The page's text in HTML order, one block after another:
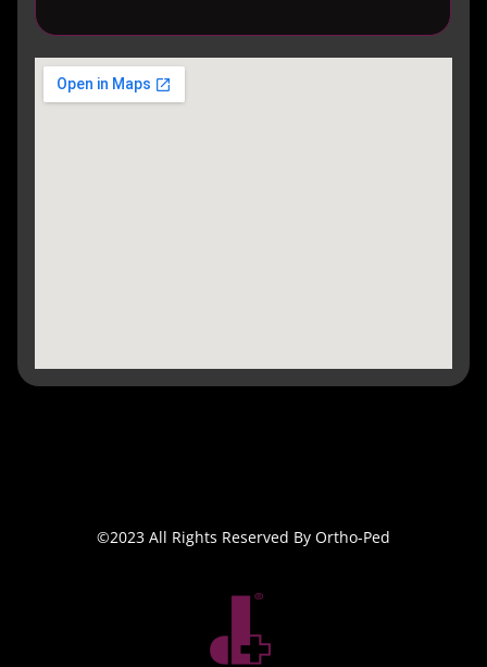
©2023 All Rights Reserved By Ortho-Ped